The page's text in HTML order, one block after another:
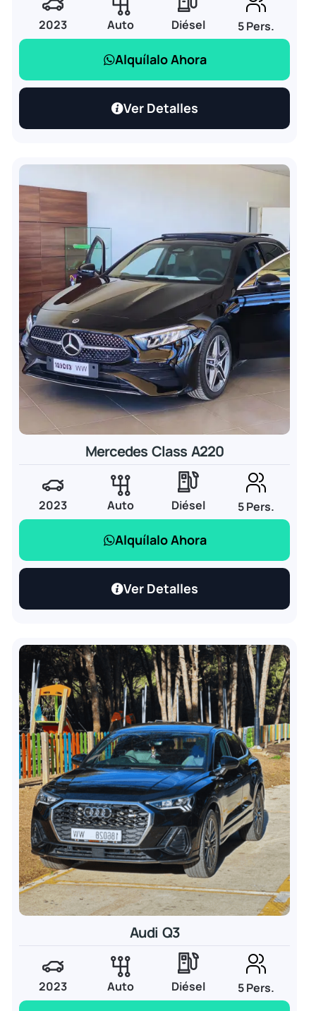
2023 Auto Diésel 5 Pers.
Alquílalo Ahora
Ver Detalles
Mercedes Class A220
2023 Auto Diésel 5 Pers.
Alquílalo Ahora
Ver Detalles
Audi Q3
2023 Auto Diésel 5 Pers.